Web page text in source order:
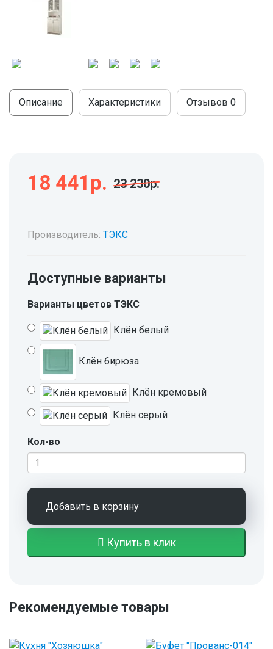
СТОЛЫ ПИСЬМЕННЫЕ
ТУМБЫ
МОДУЛЬНЫЕ КУХНИ
МОЙКИ
ОБЕДЕННЫЕ ГРУППЫ
СТУЛЬЯ
ШКАФЫ
ЭТАЖЕРКИ И БАНКЕТКИ
ДЛЯ ОБУВИ
Описание Характеристики Отзывов 0
18 441р. 23 230р.
Производитель: ТЭКС
Доступные варианты
Варианты цветов ТЭКС
Клён белый
Клён бирюза
Клён кремовый
Клён серый
Кол-во
Добавить в корзину
Купить в клик
Рекомендуемые товары